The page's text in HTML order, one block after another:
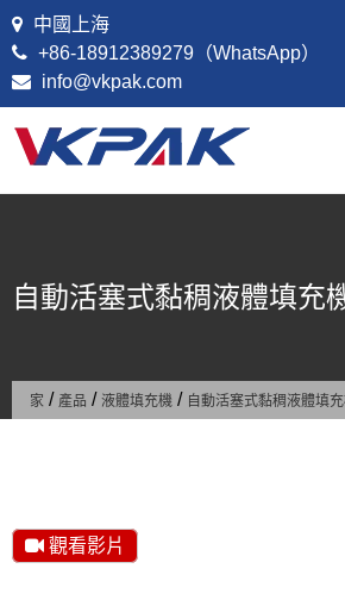
跳至內容
中國上海
+86-18912389279（WhatsApp）
info@vkpak.com
自動活塞式黏稠液體填充
家 / 產品 / 液體填充機 / 自動活塞式黏稠液體填
觀看影片